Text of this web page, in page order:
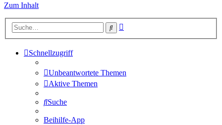
Zum Inhalt
Suche
Schnellzugriff
Unbeantwortete Themen
Aktive Themen
Suche
Beihilfe-App